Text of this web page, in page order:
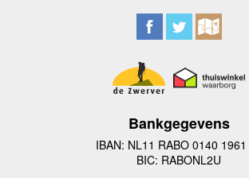
Bankgegevens
IBAN: NL11 RABO 0140
BIC: RABONL2U